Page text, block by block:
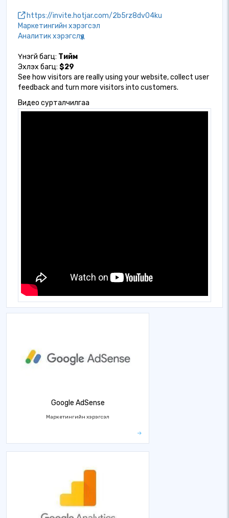
https://invite.hotjar.com/2b5rz8dv04ku
Маркетингийн хэрэгсэл
Аналитик хэрэгслүүд
Үнэгүй багц: Тийм
Эхлэх багц: $29
See how visitors are really using your website, collect user
feedback and turn more visitors into customers.
Видео сурталчилгаа
Google AdSense
Маркетингийн хэрэгсэл